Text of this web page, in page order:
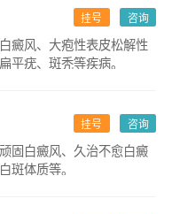
咨询
挂号
癜风、大疱性表皮松解性
平疣、斑秃等疾病。
咨询
挂号
固白癜风、久治不愈白癜
斑体质等。